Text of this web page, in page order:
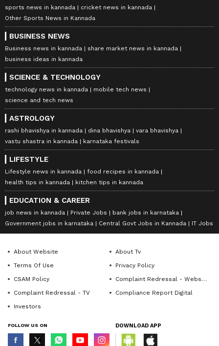
sports news in kannada
cricket news in kannada
Other Sports News in Kannada
BUSINESS NEWS
Business news in kannada
share market news in kannada
business ideas in kannada
SCIENCE & TECHNOLOGY
technology news in kannada
mobile tech news
science and tech news
ASTROLOGY
rashi bhavishya in kannada dina bhavishya
vara bhavishya
vastu shastra in kannada
karnataka festivals
LIFESTYLE
Lifestyle news in kannada
food recipes in kannada
health tips in kannada
kitchen tips in kannada
EDUCATION & CAREER
job news in kannada Private Jobs
bank jobs in karnataka
Government jobs in karnataka
Central Govt Jobs in Kannada IT Jobs
About Website
About Tv
Terms Of Use
Privacy Policy
CSAM Policy
Complaint Redressal - Website
Complaint Redressal - TV
Compliance Report Digital
Investors
FOLLOW US ON DOWNLOAD APP